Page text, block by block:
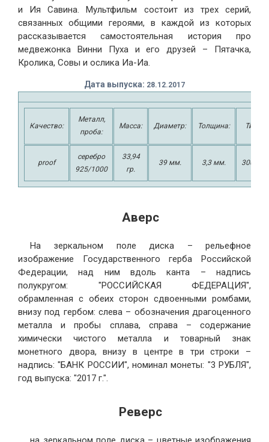
и Ия Савина. Мультфильм состоит из трех серий,
связанных общими героями, в каждой из которых
рассказывается самостоятельная история про
медвежонка Винни Пуха и его друзей – Пятачка,
Кролика, Совы и ослика Иа-Иа.
Дата выпуска: 28.12.2017
Качество:
Металл,
проба:
Масса: Диаметр: Толщина: Тираж:
proof
серебро
925/1000
33,94
гр.
39 мм. 3,3 мм. 3000
Аверс
На зеркальном поле диска – рельефное
изображение Государственного герба Российской
Федерации, над ним вдоль канта – надпись
полукругом: "РОССИЙСКАЯ ФЕДЕРАЦИЯ",
обрамленная с обеих сторон сдвоенными ромбами,
внизу под гербом: слева – обозначения драгоценного
металла и пробы сплава, справа – содержание
химически чистого металла и товарный знак
монетного двора, внизу в центре в три строки –
надпись: "БАНК РОССИИ", номинал монеты: "3 РУБЛЯ",
год выпуска: "2017 г.".
Реверс